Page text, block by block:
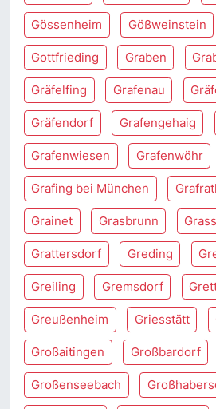
Gössenheim Gößweinstein
Gottfrieding Graben
Gräfelfing Grafenau
Gräfendorf Grafengehaig
Grafenwiesen Grafenwöhr
Grafing bei München
Grainet Grasbrunn
Grattersdorf Greding
Greiling Gremsdorf
Greußenheim Griesstätt
Großaitingen Großbardorf
Großenseebach